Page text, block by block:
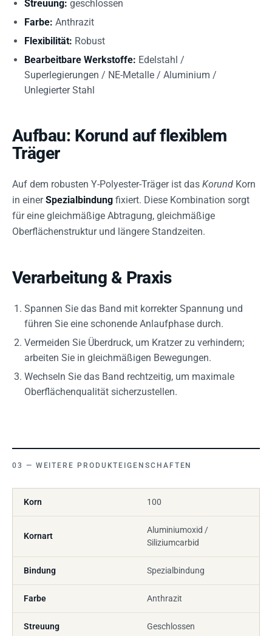
Streuung: geschlossen
Farbe: Anthrazit
Flexibilität: Robust
Bearbeitbare Werkstoffe: Edelstahl /
Superlegierungen / NE-Metalle / Aluminium /
Unlegierter Stahl
Aufbau: Korund auf flexiblem
Träger
Auf dem robusten Y-Polyester-Träger ist das Korund Korn
in einerSpezialbindung fixiert. Diese Kombination sorgt
für eine gleichmäßige Abtragung, gleichmäßige
Oberflächenstruktur und längere Standzeiten.
Verarbeitung & Praxis
Spannen Sie das Band mit korrekter Spannung und
führen Sie eine schonende Anlaufphase durch.
Vermeiden Sie Überdruck, um Kratzer zu verhindern;
arbeiten Sie in gleichmäßigen Bewegungen.
Wechseln Sie das Band rechtzeitig, um maximale
Oberflächenqualität sicherzustellen.
WEITERE PRODUKTEIGENSCHAFTEN
Korn 100
Kornart
Aluminiumoxid /
Siliziumcarbid
Bindung Spezialbindung
Farbe Anthrazit
Streuung Geschlossen